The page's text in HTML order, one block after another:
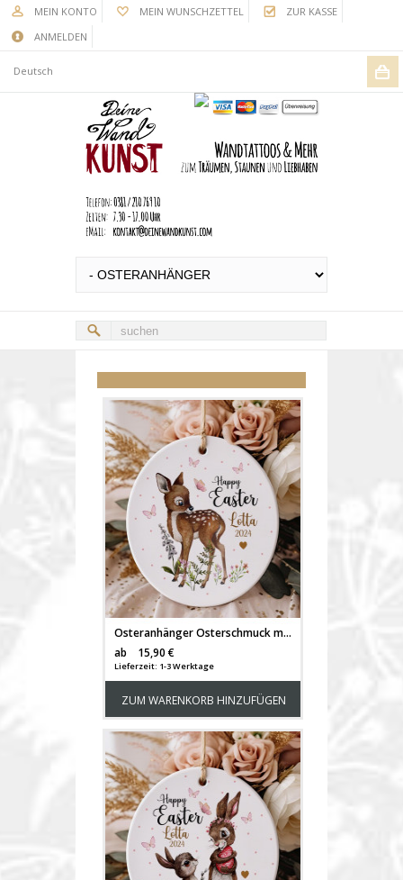
MEIN KONTO MEIN WUNSCHZETTEL
ZUR KASSE
ANMELDEN
Deutsch
Osteranhänger Osterschmuck mit Reh Rehkitz deer Osterei Ostereier Wunschname personalisiert Happy Easter ornaments Ostern Geschenk eo1
ab
15,90 €
Lieferzeit: 1-3 Werktage
ZUM WARENKORB HINZUFÜGEN